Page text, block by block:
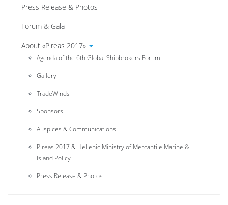
Press Release & Photos
Forum & Gala
About «Pireas 2017»
Agenda of the 6th Global Shipbrokers Forum
Gallery
TradeWinds
Sponsors
Auspices & Communications
Pireas 2017 & Hellenic Ministry of Mercantile Marine &
Island Policy
Press Release & Photos